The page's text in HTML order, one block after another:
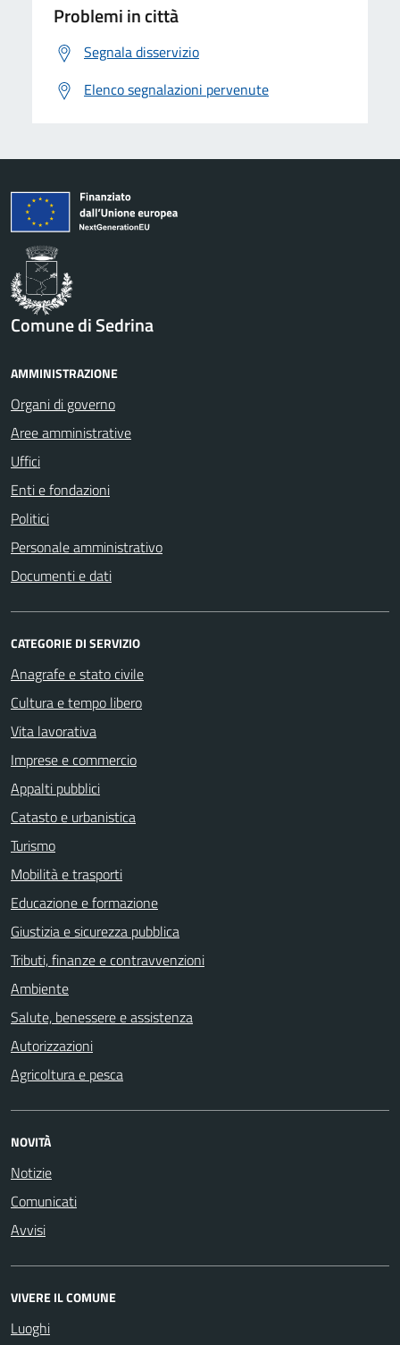
Problemi in città
Segnala disservizio
Elenco segnalazioni pervenute
Comune di Sedrina
AMMINISTRAZIONE
Organi di governo
Aree amministrative
Uffici
Enti e fondazioni
Politici
Personale amministrativo
Documenti e dati
CATEGORIE DI SERVIZIO
Anagrafe e stato civile
Cultura e tempo libero
Vita lavorativa
Imprese e commercio
Appalti pubblici
Catasto e urbanistica
Turismo
Mobilità e trasporti
Educazione e formazione
Giustizia e sicurezza pubblica
Tributi, finanze e contravvenzioni
Ambiente
Salute, benessere e assistenza
Autorizzazioni
Agricoltura e pesca
NOVITÀ
Notizie
Comunicati
Avvisi
VIVERE IL COMUNE
Luoghi